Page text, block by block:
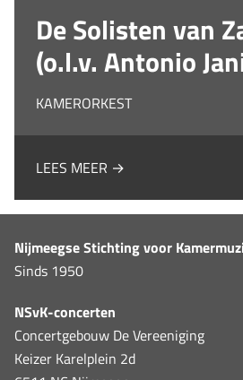
De Solisten van
(o.l.v. Antonio
KAMERORKEST
LEES MEER →
Nijmeegse Stichting voor
Sinds 1950
NSvK-concerten
Concertgebouw De Vereeniging
Keizer Karelplein 2d